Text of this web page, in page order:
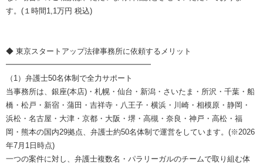
す。(１時間1,1万円 税込)
◆ 東京スタートアップ法律事務所に依頼するメリット
━━━━━━━━━━━━━━━━━━━
（1）弁護士50名体制で全力サポート
当事務所は、銀座(本店)・札幌・仙台・新潟・さいたま・所沢・千葉・船
橋・松戸・新宿・蒲田・吉祥寺・八王子・横浜・川崎・相模原・静岡・
浜松・名古屋・大津・京都・大阪・堺・高槻・奈良・神戸・高松・福
岡・熊本の国内29拠点、弁護士約50名体制で運営をしています。(※2026
年7月1日時点)
一つの案件に対し、弁護士複数名・パラリーガルのチームで取り組む体